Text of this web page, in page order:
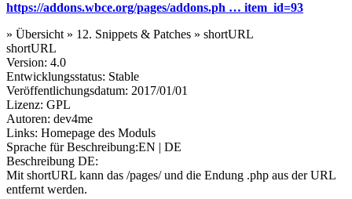
https://addons.wbce.org/pages/addons.ph … item_id=93
» Übersicht » 12. Snippets & Patches » shortURL
shortURL
Version: 4.0
Entwicklungsstatus: Stable
Veröffentlichungsdatum: 2017/01/01
Lizenz: GPL
Autoren: dev4me
Links: Homepage des Moduls
Sprache für Beschreibung:EN | DE
Beschreibung DE:
Mit shortURL kann das /pages/ und die Endung .php aus der URL
entfernt werden.